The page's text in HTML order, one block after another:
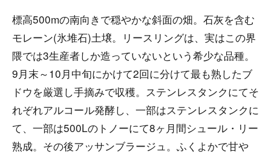
標高500mの南向きで穏やかな斜面の畑。石灰を含む
モレーン(氷堆石)土壌。リースリングは、実はこの界
隈では3生産者しか造っていないという希少な品種。
9月末～10月中旬にかけて2回に分けて最も熟したブ
ドウを厳選し手摘みで収穫。ステンレスタンクにてそ
れぞれアルコール発酵し、一部はステンレスタンクに
て、一部は500Lのトノーにて8ヶ月間シュール・リー
熟成。その後アッサンブラージュ。ふくよかで甘や